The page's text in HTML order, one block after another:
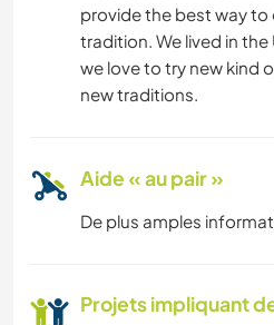
provide the best way to
tradition. We lived in the
we love to try new kind
new traditions.
Aide « au pair »
De plus amples
Projets impliquant